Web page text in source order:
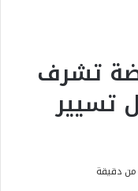
تشرف
تسيير
دقيقة